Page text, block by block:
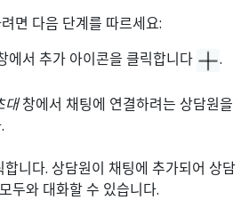
면 다음 단계를 따르세요:
에서 추가 아이콘을 클릭합니다
.
대창에서 채팅에 연결하려는 상담원을
합니다. 상담원이 채팅에 추가되어 상담
두와 대화할 수 있습니다.